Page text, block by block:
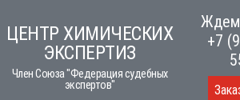
toЦЕНТР ХИМИЧЕСКИХ
ЭКСПЕРТИЗ
Член Союза "Федерация судебных
экспертов"
Ждем
+7